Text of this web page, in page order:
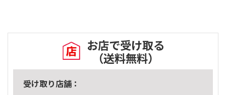
お店で受け取る
（送料無料）
受け取り店舗：